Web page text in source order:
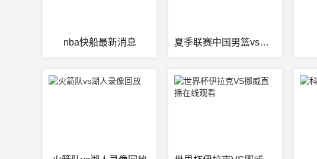
nba快船最新消息 夏季联赛中国男篮vs黄蜂队